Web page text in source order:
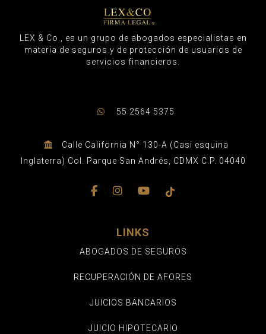
LEX & Co., es un grupo de abogados especialistas en
materia de seguros y de protección de usuarios de
servicios financieros.
55 2564 5375
Calle California N° 130-A (Casi esquina
Inglaterra) Col. Parque San Andrés, CDMX C.P. 04040
LINKS
ABOGADOS DE SEGUROS
RECUPERACIÓN DE AFORES
JUICIOS BANCARIOS
JUICIO HIPOTECARIO